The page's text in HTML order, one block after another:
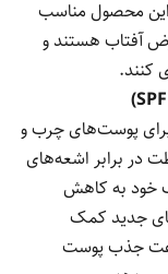
محصول مناسب
آفتاب هستند و
کنند.
برای پوست‌های چرب و
در برابر اشعه‌های
خود به کاهش
جدید کمک
جذب پوست